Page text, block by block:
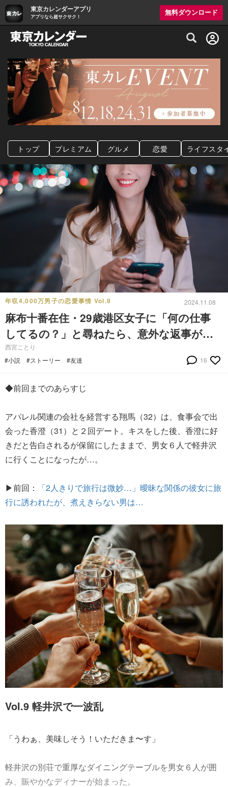
東京カレンダーアプリ
アプリなら超サクサク！
無料ダウンロード
グルメ情報・プレミアムレストラン予約
トップ プレミアム グルメ 恋愛 ライフスタ
年収4,000万男子の恋愛事情 Vol.9 2024.11.08
麻布十番在住・29歳港区女子に「何の仕事
してるの？」と尋ねたら、意外な返事が…
西宮ことり
#小説
#ストーリー #友達 16
◆前回までのあらすじ
アパレル関連の会社を経営する翔馬（32）は、食事会で出
会った香澄（31）と２回デート。キスをした後、香澄に好
きだと告白されるが保留にしたままで、男女６人で軽井沢
に行くことになったが…。
▶前回：
「2人きりで旅行は微妙…」曖昧な関係の彼女に旅
行に誘われたが、煮えきらない男は…
Vol.9 軽井沢で一波乱
「うわぁ、美味しそう！いただきま〜す」
軽井沢の別荘で重厚なダイニングテーブルを男女６人が囲
み、賑やかなディナーが始まった。